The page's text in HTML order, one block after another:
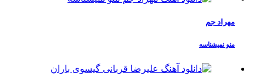
مهراد جم
منو نمیشناسه